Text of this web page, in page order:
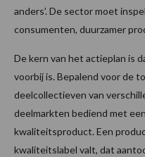
anders’. De sector moet
consumenten, duurzamer
De kern van het actieplan is
voorbij is. Bepalend voor de
deelcollectieven van
deelmarkten bediend met
kwaliteitsproduct. Een
kwaliteitslabel valt, dat